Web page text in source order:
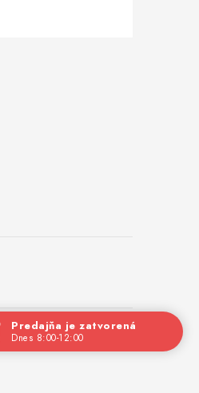
Predajňa je zatvorená
Dnes 8:00-12:00